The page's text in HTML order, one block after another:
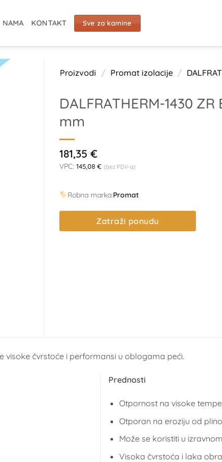
NAMA KONTAKT Sve za kamine
Proizvodi / Promat izolacije /
DALFRATHERM-1430 ZR
mm
181,35 €
VPC: 145,08 € (bez PDV-a)
Robna marka:Promat
Zatraži ponudu
visoke čvrstoće i performansi u oblogama peći.
Prednosti
Otpornost na visoke
Otporan na eroziju od
Može se koristiti u
Visoka čvrstoća i laka